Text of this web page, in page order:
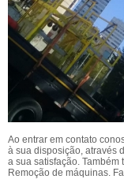
Ao entrar em contato
à sua disposição, através
a sua satisfação.
Remoção de máquinas.